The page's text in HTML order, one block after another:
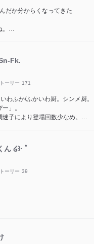
だか分からくなってきた
。
ない方がいいよね。
分も愛すよ
Fk.
ーリー 171
わふか/ふかいわ厨。シンメ厨。
」。
子により登場回数少なめ。
໒꒱· ﾟ
ーリー 39
良し╰ᘏᗢ